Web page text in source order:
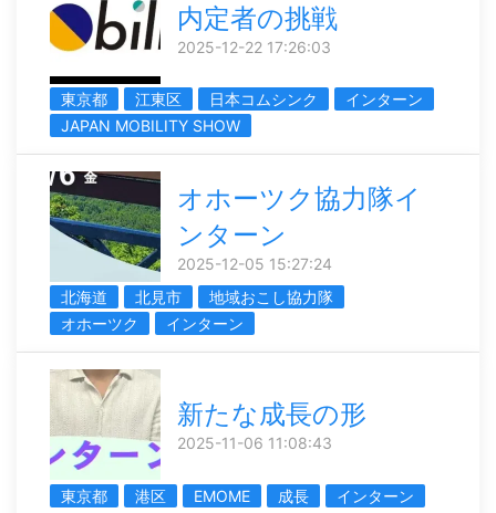
内定者の挑戦
2025-12-22 17:26:03
東京都 江東区 日本コムシンク
インターン
JAPAN MOBILITY SHOW
オホーツク協力隊イ
ンターン
2025-12-05 15:27:24
北海道
北見市
地域おこし協力隊
オホーツク
インターン
新たな成長の形
2025-11-06 11:08:43
東京都 港区 EMOME 成長 インターン